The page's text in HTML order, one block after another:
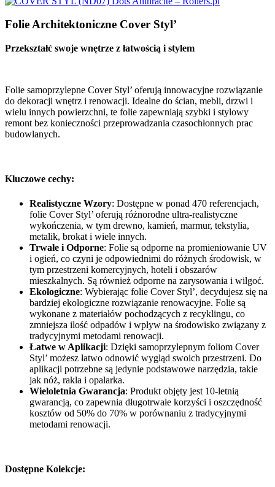
Folie Architektoniczne Cover Styl’
Przekształć swoje wnętrze z łatwością i stylem
Folie samoprzylepne Cover Styl’ oferują innowacyjne rozwiązanie
do dekoracji wnętrz i renowacji. Idealne do ścian, mebli, drzwi i
wielu innych powierzchni, te folie zapewniają szybki i stylowy
remont bez konieczności przeprowadzania czasochłonnych prac
budowlanych.
Kluczowe cechy:
Realistyczne Wzory: Dostępne w ponad 470 referencjach,
folie Cover Styl’ oferują różnorodne ultra-realistyczne
wykończenia, w tym drewno, kamień, marmur, tekstylia,
metalik, brokat i wiele innych.
Trwałe i Odporne: Folie są odporne na promieniowanie UV
i ogień, co czyni je odpowiednimi do różnych środowisk, w
tym przestrzeni komercyjnych, hoteli i obszarów
mieszkalnych. Są również odporne na zarysowania i wilgoć.
Ekologiczne: Wybierając folie Cover Styl’, decydujesz się na
bardziej ekologiczne rozwiązanie renowacyjne. Folie są
wykonane z materiałów pochodzących z recyklingu, co
zmniejsza ilość odpadów i wpływ na środowisko związany z
tradycyjnymi metodami renowacji.
Łatwe w Aplikacji: Dzięki samoprzylepnym foliom Cover
Styl’ możesz łatwo odnowić wygląd swoich przestrzeni. Do
aplikacji potrzebne są jedynie podstawowe narzędzia, takie
jak nóż, rakla i opalarka.
Wieloletnia Gwarancja: Produkt objęty jest 10-letnią
gwarancją, co zapewnia długotrwałe korzyści i oszczędność
kosztów od 50% do 70% w porównaniu z tradycyjnymi
metodami renowacji.
Dostępne Kolekcje: